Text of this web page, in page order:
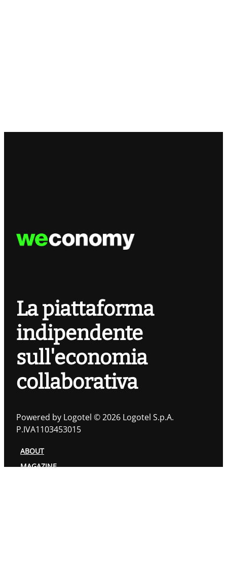
La piattaforma
indipendente
sull'economia
collaborativa
Powered by Logotel © 2026 Logotel S.p.A.
P.IVA1103453015
ABOUT
MAGAZINE